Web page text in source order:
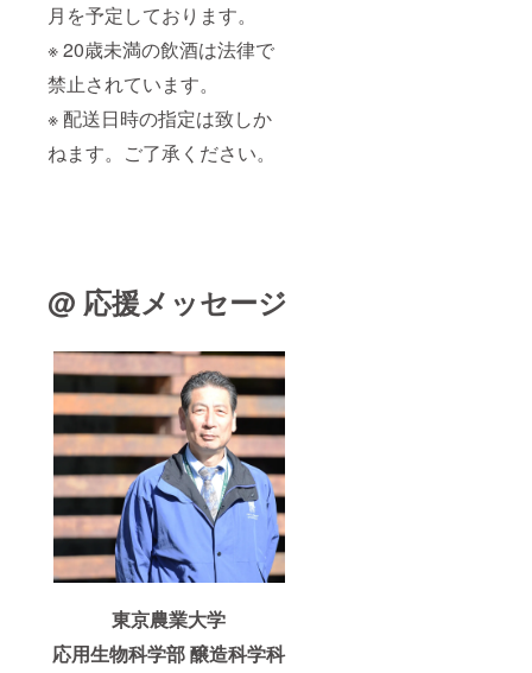
月を予定しております。
※ 20歳未満の飲酒は法律で
禁止されています。
※ 配送日時の指定は致しか
ねます。ご了承ください。
@ 応援メッセージ
東京農業大学
応用生物科学部 醸造科学科